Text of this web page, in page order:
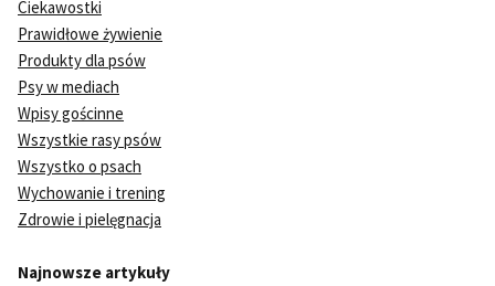
Ciekawostki
Prawidłowe żywienie
Produkty dla psów
Psy w mediach
Wpisy gościnne
Wszystkie rasy psów
Wszystko o psach
Wychowanie i trening
Zdrowie i pielęgnacja
Najnowsze artykuły